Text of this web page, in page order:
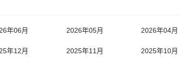
年06月 2026年05月 2026年04月
年12月 2025年11月 2025年10月